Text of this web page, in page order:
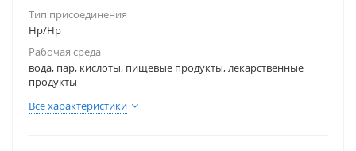
Тип присоединения
Нр/Нр
Рабочая среда
вода, пар, кислоты, пищевые продукты, лекарственные
продукты
Все характеристики